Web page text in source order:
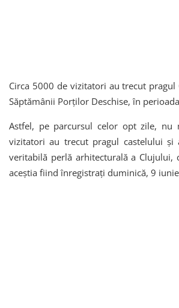
Circa 5000 de vizitatori au trecut pragul
Săptămânii Porților Deschise, în
Astfel, pe parcursul celor opt zile, nu
vizitatori au trecut pragul castelului și
veritabilă perlă arhitecturală a
aceștia fiind înregistrați duminică, 9